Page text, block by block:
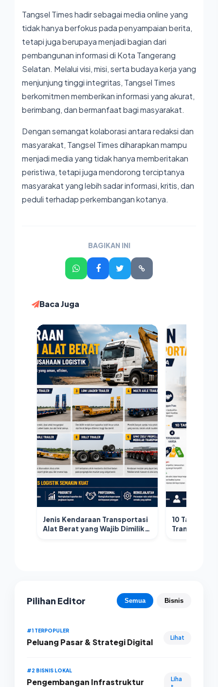
Tangsel Timeshadir sebagai media online yang
tidak hanya berfokus pada penyampaian berita,
tetapi juga berupaya menjadi bagian dari
pembangunan informasi di Kota Tangerang
Selatan. Melalui visi, misi, serta budaya kerja yang
menjunjung tinggi integritas, Tangsel Times
berkomitmen memberikan informasi yang akurat,
berimbang, dan bermanfaat bagi masyarakat.
Dengan semangat kolaborasi antara redaksi dan
masyarakat, Tangsel Timesdiharapkan mampu
menjadi media yang tidak hanya memberitakan
peristiwa, tetapi juga mendorong terciptanya
masyarakat yang lebih sadar informasi, kritis, dan
peduli terhadap perkembangan kotanya.
BAGIKAN INI
Baca Juga
Jenis Kendaraan Transportasi
Alat Berat yang Wajib Dimiliki
10
Pilihan Editor Semua Bisnis
#1 TERPOPULER
Peluang Pasar & Strategi Digital Lihat
#2 BISNIS LOKAL
Pengembangan Infrastruktur
Liha